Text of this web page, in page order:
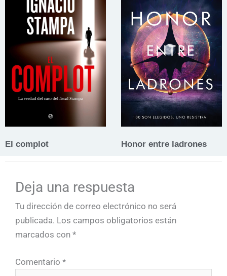
El complot Honor entre ladrones
Deja una respuesta
Tu dirección de correo electrónico no será
publicada. Los campos obligatorios están
marcados con *
Comentario *